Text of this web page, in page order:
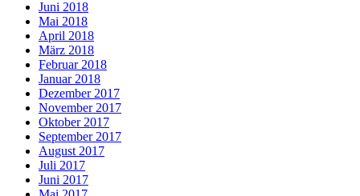
Juni 2018
Mai 2018
April 2018
März 2018
Februar 2018
Januar 2018
Dezember 2017
November 2017
Oktober 2017
September 2017
August 2017
Juli 2017
Juni 2017